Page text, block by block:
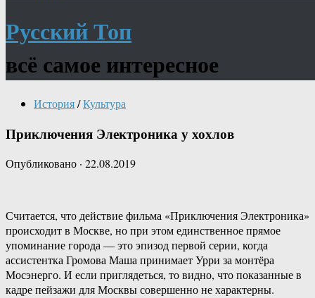
Русский Топ
всё самое интересное
История/Культура
Приключения Электроника у хохлов
Опубликовано · 22.08.2019
Считается, что действие фильма «Приключения Электроника»
происходит в Москве, но при этом единственное прямое
упоминание города — это эпизод первой серии, когда
ассистентка Громова Маша принимает Урри за монтёра
Мосэнерго. И если приглядеться, то видно, что показанные в
кадре пейзажи для Москвы совершенно не характерны.